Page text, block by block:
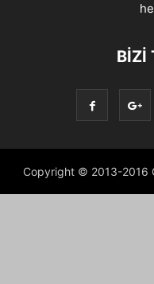
BIZI
Copyright © 2013-2016